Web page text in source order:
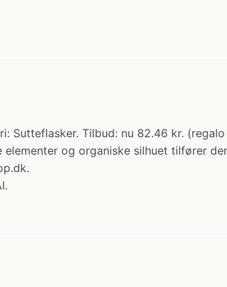
Sutteflasker. Tilbud: nu 82.46 kr.
og organiske silhuet tilfører